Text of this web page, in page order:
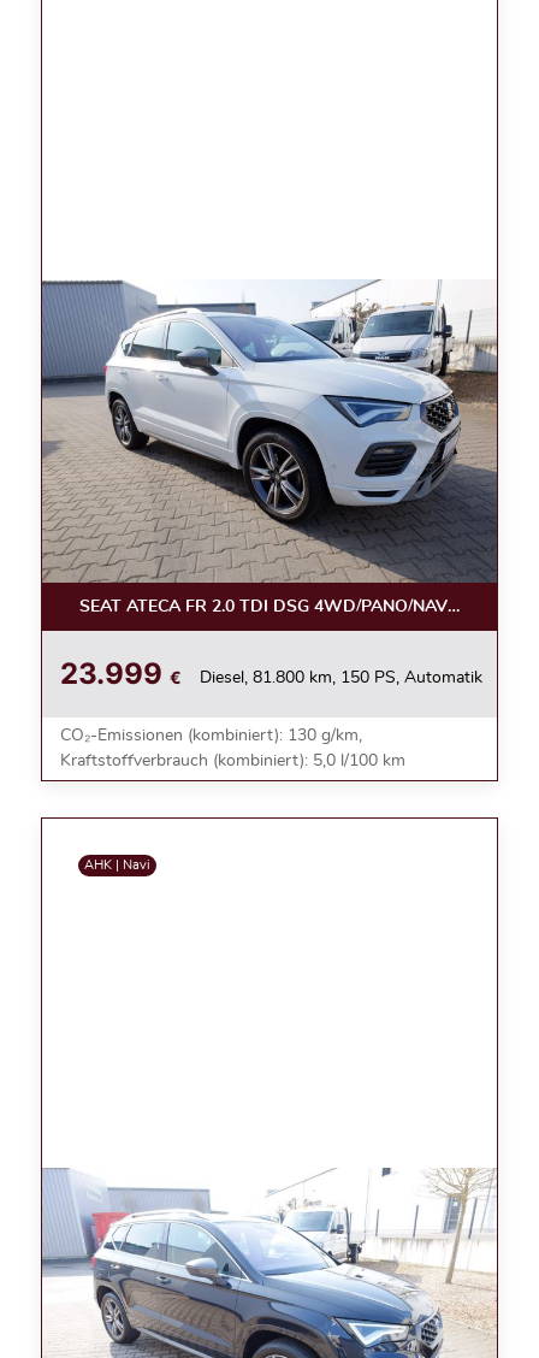
SEAT ATECA FR 2.0 TDI DSG 4WD/PANO/NAVI/AHK/
23.999 € Diesel, 81.800 km, 150 PS, Automatik
CO₂-Emissionen (kombiniert): 130 g/km,
Kraftstoffverbrauch (kombiniert): 5,0 l/100 km
AHK | Navi